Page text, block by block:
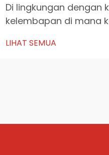
Di lingkungan dengan
kelembapan di mana
terus-menerus,
LIHAT SEMUA